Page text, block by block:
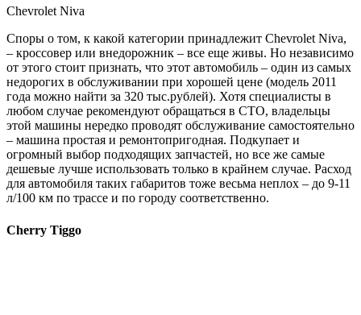
Chevrolet Niva
Споры о том, к какой категории принадлежит Chevrolet Niva,
– кроссовер или внедорожник – все еще живы. Но независимо
от этого стоит признать, что этот автомобиль – один из самых
недорогих в обслуживании при хорошей цене (модель 2011
года можно найти за 320 тыс.рублей). Хотя специалисты в
любом случае рекомендуют обращаться в СТО, владельцы
этой машины нередко проводят обслуживание самостоятельно
– машина простая и ремонтопригодная. Подкупает и
огромный выбор подходящих запчастей, но все же самые
дешевые лучше использовать только в крайнем случае. Расход
для автомобиля таких габаритов тоже весьма неплох – до 9-11
л/100 км по трассе и по городу соответственно.
Cherry Tiggo